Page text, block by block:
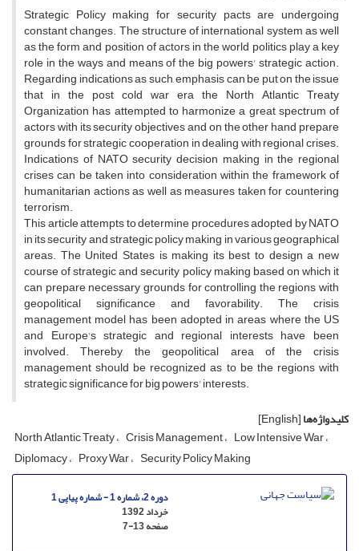
Strategic Policy making for security pacts are undergoing
constant changes. The structure of international system as well
as the form and position of actors in the world politics play a key
role in the ways and means of the big powers' strategic action.
Regarding indications as such, emphasis can be put on the issue
that in the post cold war era the North Atlantic Treaty
Organization has attempted to harmonize a great spectrum of
actors with its security objectives and on the other hand prepare
grounds for strategic cooperation in dealing with regional crises.
Indications of NATO security decision making in the regional
crises can be taken into consideration within the framework of
humanitarian actions as well as measures taken for countering
terrorism.
This article attempts to determine procedures adopted by NATO
in its security and strategic policy making in various geographical
areas. The United States is making its best to design a new
course of strategic and security policy making based on which it
can prepare necessary grounds for controlling the regions with
geopolitical significance and favorability. The crisis
management model has been adopted in areas where the US
and Europe's strategic and regional interests have been
involved. Thereby, the geopolitical area of the crisis
management should be recognized as to be the regions with
strategic significance for big powers' interests.
کلیدواژه‌ها[English]
North Atlantic Treaty Crisis Management Low Intensive War
Diplomacy Proxy War Security Policy Making
دوره 2، شماره 1 - شماره پیاپی 1
خرداد 1392
صفحه7-13